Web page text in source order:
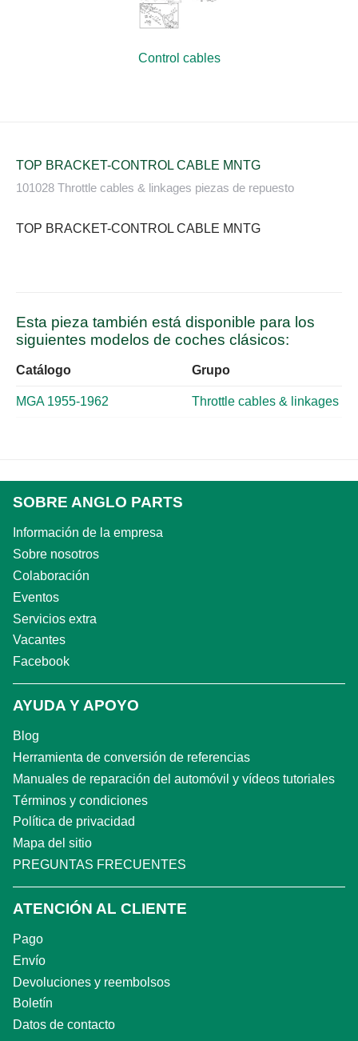
Control cables
TOP BRACKET-CONTROL CABLE MNTG
101028 Throttle cables & linkages piezas de repuesto
TOP BRACKET-CONTROL CABLE MNTG
Esta pieza también está disponible para los
siguientes modelos de coches clásicos:
Catálogo Grupo
MGA 1955-1962 Throttle cables & linkages
SOBRE ANGLO PARTS
Información de la empresa
Sobre nosotros
Colaboración
Eventos
Servicios extra
Vacantes
Facebook
AYUDA Y APOYO
Blog
Herramienta de conversión de referencias
Manuales de reparación del automóvil y vídeos tutoriales
Términos y condiciones
Política de privacidad
Mapa del sitio
PREGUNTAS FRECUENTES
ATENCIÓN AL CLIENTE
Pago
Envío
Devoluciones y reembolsos
Boletín
Datos de contacto